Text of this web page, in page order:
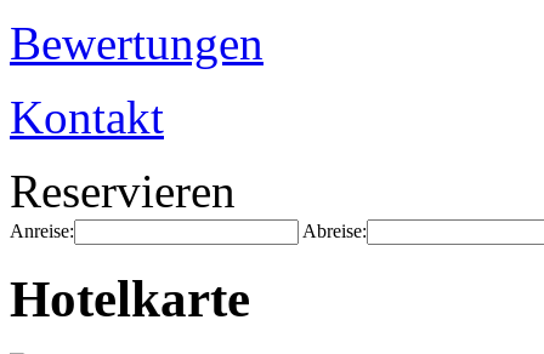
Bewertungen
Kontakt
Reservieren
Anreise: Abreise:
Hotelkarte